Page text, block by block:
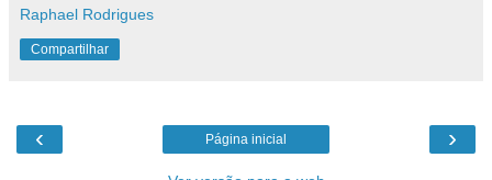
Raphael Rodrigues
Compartilhar
‹ ›
Página inicial